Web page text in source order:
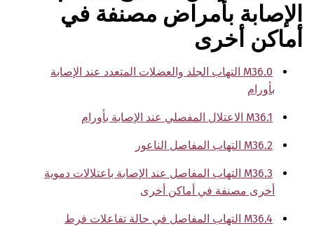
الإصابة بأمراض مصنفة في
أماكن أخرى
M36.0 التهاب الجلد والعضلات المتعدد عند الإصابة
بأورام
M36.1 الاعتلال المفصلي عند الإصابة بأورام
M36.2 التهاب المفاصل الناعور
M36.3 التهاب المفاصل عند الإصابة باعتلالات دموية
أخرى مصنفة في أماكن أخرى
M36.4 التهاب المفاصل في حالة تفاعلات فرط